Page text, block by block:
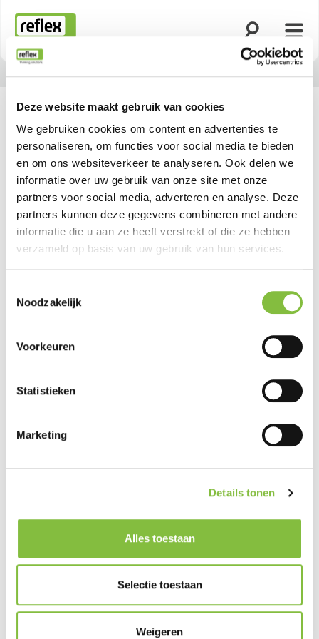
Deze website maakt gebruik van cookies
We gebruiken cookies om content en advertenties te
personaliseren, om functies voor social media te bieden
en om ons websiteverkeer te analyseren. Ook delen we
informatie over uw gebruik van onze site met onze
partners voor social media, adverteren en analyse. Deze
partners kunnen deze gegevens combineren met andere
informatie die u aan ze heeft verstrekt of die ze hebben
verzameld op basis van uw gebruik van hun services.
Noodzakelijk
Voorkeuren
Statistieken
Marketing
Details tonen
Alles toestaan
Selectie toestaan
Weigeren
Homepage
Zoekfunctie